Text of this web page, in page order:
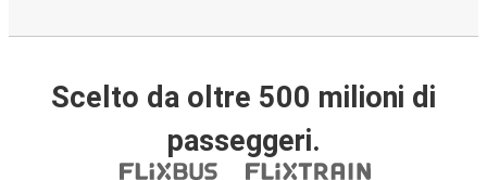
Scelto da oltre 500 milioni di
passeggeri.